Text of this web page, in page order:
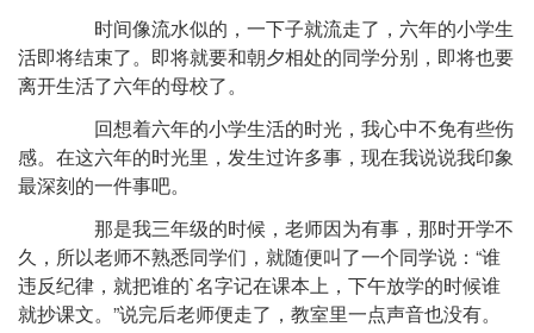
时间像流水似的，一下子就流走了，六年的小学生
活即将结束了。即将就要和朝夕相处的同学分别，即将也要
离开生活了六年的母校了。
回想着六年的小学生活的时光，我心中不免有些伤
感。在这六年的时光里，发生过许多事，现在我说说我印象
最深刻的一件事吧。
那是我三年级的时候，老师因为有事，那时开学不
久，所以老师不熟悉同学们，就随便叫了一个同学说：“谁
违反纪律，就把谁的`名字记在课本上，下午放学的时候谁
就抄课文。”说完后老师便走了，教室里一点声音也没有。